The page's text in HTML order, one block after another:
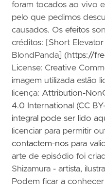
foram tocados ao vivo
pelo que pedimos
causados. Os efeitos
créditos: [Short
BlondPanda] (https://
License: Creative
imagem utilizada estão
licença: Attribution-
4.0 International (CC
integral pode ser lido
licenciar para permitir
contactem-nos para
arte de episódio foi
Shizamura - artista,
Podem ficar a